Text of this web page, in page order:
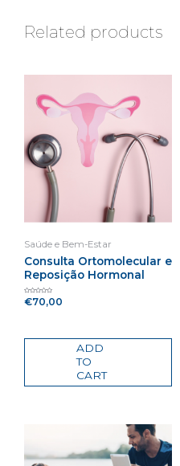
Related products
Saúde e Bem-Estar
Consulta Ortomolecular e
Reposição Hormonal
Rated
0€70,00
ADD
TO
CART